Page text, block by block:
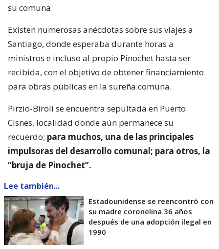
su comuna.
Existen numerosas anécdotas sobre sus viajes a
Santiago, donde esperaba durante horas a
ministros e incluso al propio Pinochet hasta ser
recibida, con el objetivo de obtener financiamiento
para obras públicas en la sureña comuna.
Pirzio-Biroli se encuentra sepultada en Puerto
Cisnes, localidad donde aún permanece su
recuerdo; para muchos, una de las principales
impulsoras del desarrollo comunal; para otros, la
“bruja de Pinochet”.
Lee también...
Estadounidense se reencontró con
su madre coronelina 36 años
después de una adopción ilegal en
1990